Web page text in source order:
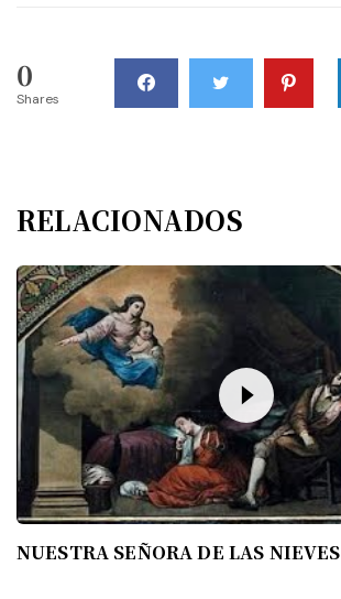
0
Shares
RELACIONADOS
NUESTRA SEÑORA DE LAS NIEVES